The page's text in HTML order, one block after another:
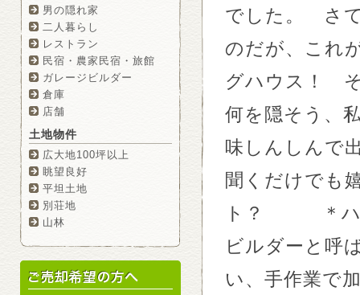
でした。 さて
のだが、これ
グハウス！
何を隠そう、
味しんしんで
聞くだけでも
ト？ ＊
ビルダーと呼
い、手作業で
男の隠れ家
二人暮らし
レストラン
民宿・農家民宿・旅館
ガレージビルダー
倉庫
店舗
土地物件
広大地100坪以上
眺望良好
平坦土地
別荘地
山林